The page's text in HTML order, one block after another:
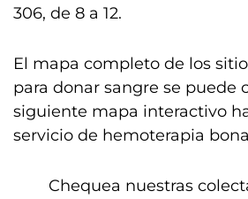
306, de 8 a 12.
El mapa completo de los
para donar sangre se puede
siguiente mapa interactivo
servicio de hemoterapia
Chequea nuestras